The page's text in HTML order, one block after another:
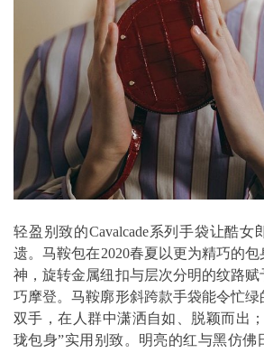
轻盈别致的Cavalcade系列手袋让酷女
遗。马鞍包在2020春夏以更为精巧的
神，旋转金属纽扣与层次分明的纹路
巧摩登。马鞍廓形斜跨款手袋能令忙
双手，在人群中潇洒自如、脱颖而出
珑包身”实用别致。明亮的红与黑仿佛